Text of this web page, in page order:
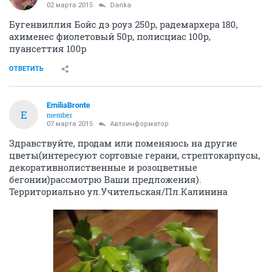
02 марта 2015 Danka
Бугенвиллия Бойс дэ роуз 250р, радемархера 180,
ахименес фиолетовый 50р, полисциас 100р,
пуансеттия 100р
ОТВЕТИТЬ
E
EmiliaBronte
member
07 марта 2015 Автоинформатор
Здравствуйте, продам или поменяюсь на другие
цветы(интересуют сортовые герани, стрептокарпусы,
декоративнолиственные и розоцветные
бегонии)рассмотрю Ваши предложения).
Территориально ул.Учительская/Пл.Калинина